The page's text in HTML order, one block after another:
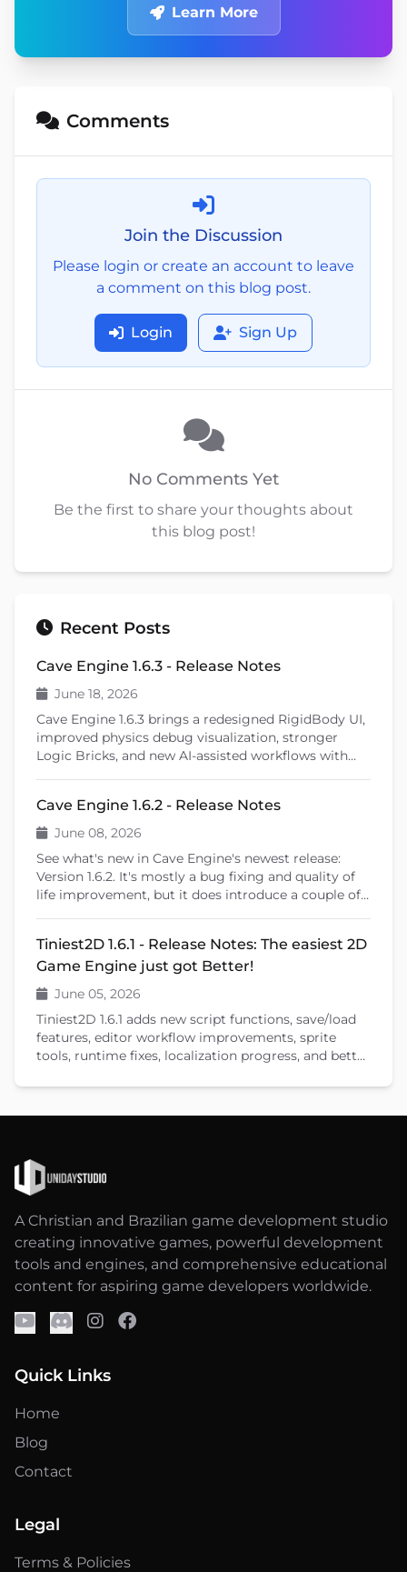
Learn More
Comments
Join the Discussion
Please login or create an account to leave
a comment on this blog post.
Login Sign Up
No Comments Yet
Be the first to share your thoughts about
this blog post!
Recent Posts
Cave Engine 1.6.3 - Release Notes
June 18, 2026
Cave Engine 1.6.3 brings a redesigned RigidBody UI,
improved physics debug visualization, stronger
Logic Bricks, and new AI-assisted workflows with
learning tools, and previews upcoming features like
shader editing and ragdoll physics.
Cave Engine 1.6.2 - Release Notes
June 08, 2026
See what's new in Cave Engine's newest release:
Version 1.6.2. It's mostly a bug fixing and quality of
life improvement, but it does introduce a couple of
Tiniest2D 1.6.1 - Release Notes: The easiest 2D
Game Engine just got Better!
June 05, 2026
Tiniest2D 1.6.1 adds new script functions, save/load
features, editor workflow improvements, sprite
tools, runtime fixes, localization progress, and better
A Christian and Brazilian game development studio
creating innovative games, powerful development
tools and engines, and comprehensive educational
content for aspiring game developers worldwide.
Quick Links
Home
Blog
Contact
Legal
Terms & Policies